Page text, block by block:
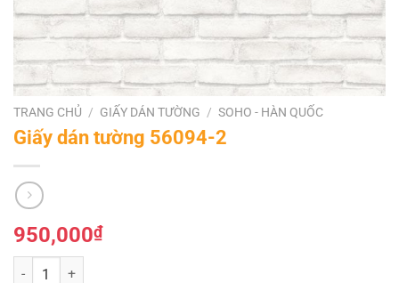
TRANG CHỦ / GIẤY DÁN TƯỜNG / SOHO - HÀN QUỐC
Giấy dán tường 56094-2
950,000₫
Giấy dán tường 56094-2 số lượng